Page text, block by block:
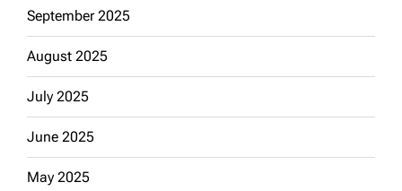
September 2025
August 2025
July 2025
June 2025
May 2025